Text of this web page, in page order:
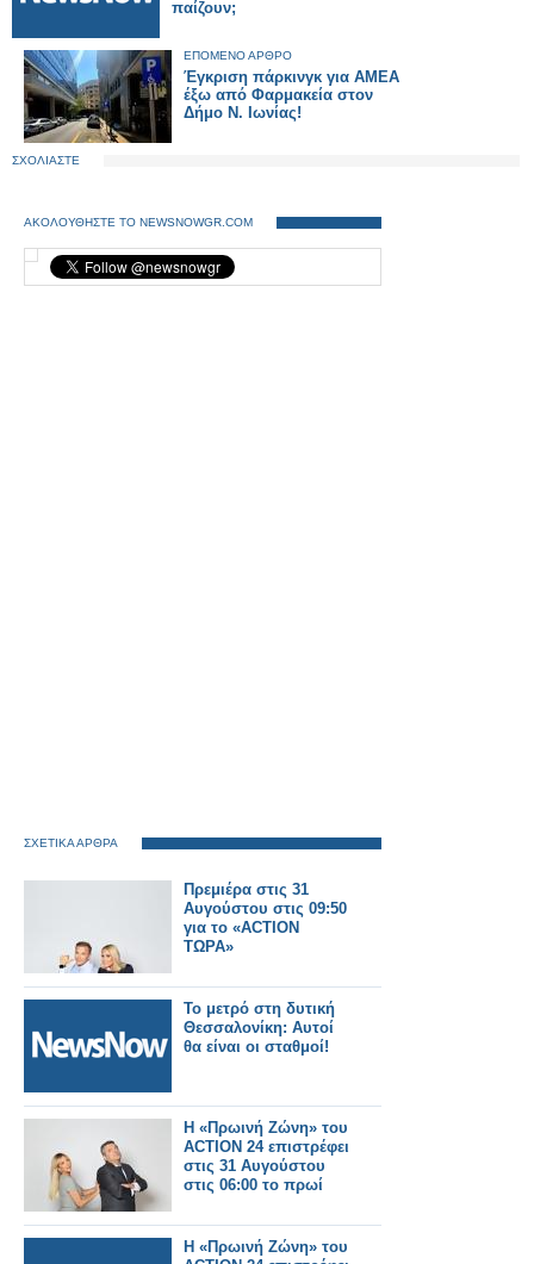
παίζουν;
ΕΠΟΜΕΝΟ ΑΡΘΡΟ
Έγκριση πάρκινγκ για ΑΜΕΑ
έξω από Φαρμακεία στον
Δήμο Ν. Ιωνίας!
ΣΧΟΛΙΑΣΤΕ
ΑΚΟΛΟΥΘΗΣΤΕ ΤΟ NEWSNOWGR.COM
ΣΧΕΤΙΚΑ ΑΡΘΡΑ
Πρεμιέρα στις 31
Αυγούστου στις 09:50
για το «ACTION
ΤΩΡΑ»
Το μετρό στη δυτική
Θεσσαλονίκη: Αυτοί
θα είναι οι σταθμοί!
Η «Πρωινή Ζώνη» του
ACTION 24 επιστρέφει
στις 31 Αυγούστου
στις 06:00 το πρωί
Η «Πρωινή Ζώνη» του